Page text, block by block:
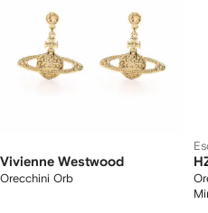
Vivienne Westwood
Orecchini Orb